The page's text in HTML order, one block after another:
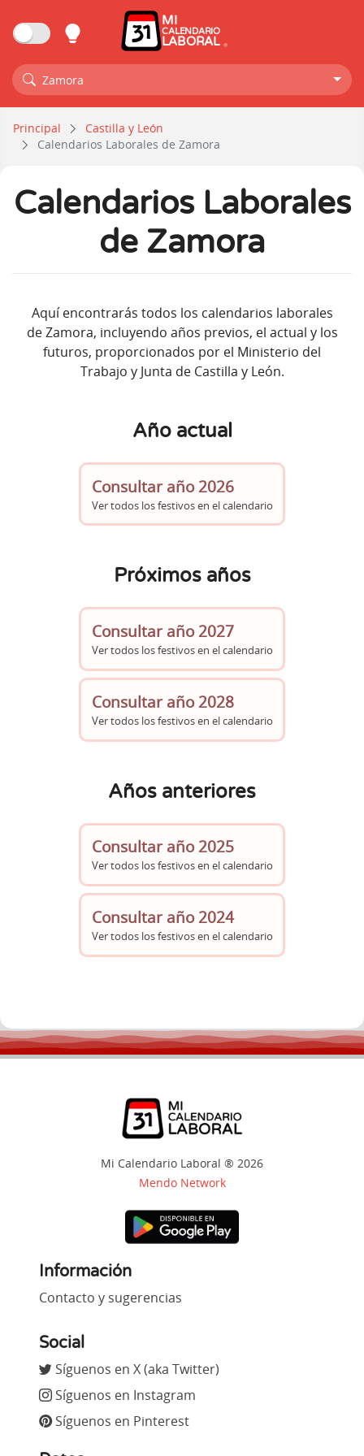
MI
CALENDARIO
LABORAL
Zamora
Principal
Castilla y León
Calendarios Laborales de Zamora
Calendarios Laborales
de Zamora
Aquí encontrarás todos los calendarios laborales
de Zamora, incluyendo años previos, el actual y los
futuros, proporcionados por el Ministerio del
Trabajo y Junta de Castilla y León.
Año actual
Consultar año 2026
Ver todos los festivos en el calendario
Próximos años
Consultar año 2027
Ver todos los festivos en el calendario
Consultar año 2028
Ver todos los festivos en el calendario
Años anteriores
Consultar año 2025
Ver todos los festivos en el calendario
Consultar año 2024
Ver todos los festivos en el calendario
Mi Calendario Laboral ® 2026
Mendo Network
Información
Contacto y sugerencias
Social
Síguenos en X (aka Twitter)
Síguenos en Instagram
Síguenos en Pinterest